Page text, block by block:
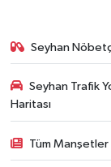
Seyhan
Seyhan Trafik
Haritası
Tüm Manşetler